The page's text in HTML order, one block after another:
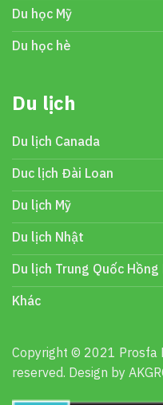
Du học Mỹ
Du học hè
Du lịch
Du lịch Canada
Duc lịch Đài Loan
Du lịch Mỹ
Du lịch Nhật
Du lịch Trung Quốc Hồng
Khác
Copyright © 2021 Prosfa
reserved. Design by